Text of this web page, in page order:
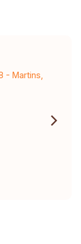
- Martins,